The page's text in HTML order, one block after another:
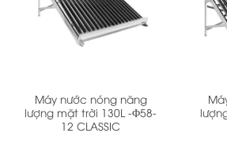
Máy nước nóng năng
lượng mặt trời 130L -Φ58-
12 CLASSIC